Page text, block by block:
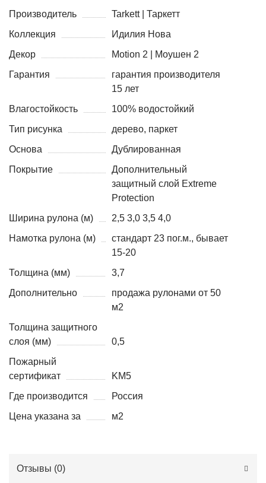
Производитель
Tarkett | Таркетт
Коллекция
Идилия Нова
Декор
Motion 2 | Моушен 2
Гарантия
гарантия производителя
15 лет
Влагостойкость
100% водостойкий
Тип рисунка
дерево, паркет
Основа
Дублированная
Покрытие
Дополнительный
защитный слой Extreme
Protection
Ширина рулона (м)
2,5 3,0 3,5 4,0
Намотка рулона (м)
стандарт 23 пог.м., бывает
15-20
Толщина (мм)
3,7
Дополнительно
продажа рулонами от 50
м2
Толщина защитного
слоя (мм)
0,5
Пожарный
сертификат
KM5
Где производится
Россия
Цена указана за
м2
Отзывы (0)